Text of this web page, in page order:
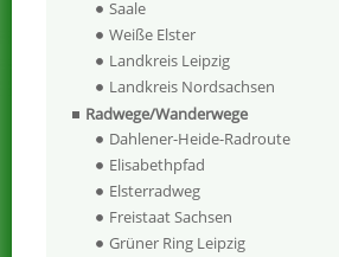
Saale
Weiße Elster
Landkreis Leipzig
Landkreis Nordsachsen
Radwege/Wanderwege
Dahlener-Heide-Radroute
Elisabethpfad
Elsterradweg
Freistaat Sachsen
Grüner Ring Leipzig